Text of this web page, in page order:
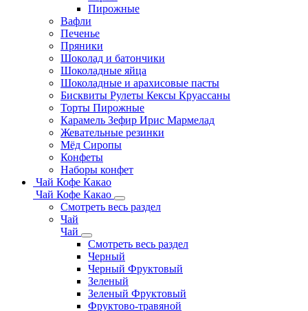
Пирожные
Вафли
Печенье
Пряники
Шоколад и батончики
Шоколадные яйца
Шоколадные и арахисовые пасты
Бисквиты Рулеты Кексы Круассаны
Торты Пирожные
Карамель Зефир Ирис Мармелад
Жевательные резинки
Мёд Сиропы
Конфеты
Наборы конфет
Чай Кофе Какао
Чай Кофе Какао
Смотреть весь раздел
Чай
Чай
Смотреть весь раздел
Черный
Черный Фруктовый
Зеленый
Зеленый Фруктовый
Фруктово-травяной